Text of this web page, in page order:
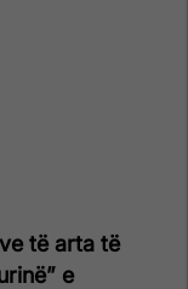
të arta të
e